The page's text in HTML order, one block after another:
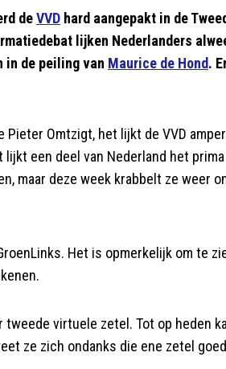
deVVD hard aangepakt in de
lijken Nederlanders
in de peiling van Maurice de Hond.
Omtzigt, het lijkt de VVD
een deel van Nederland het
maar deze week krabbelt ze weer
Het is opmerkelijk om te
virtuele zetel. Tot op heden
ze zich ondanks die ene zetel